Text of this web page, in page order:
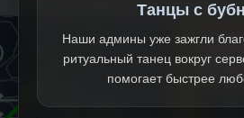
Танцы с
Наши админы уже зажгли
ритуальный танец вокруг
помогает быстрее